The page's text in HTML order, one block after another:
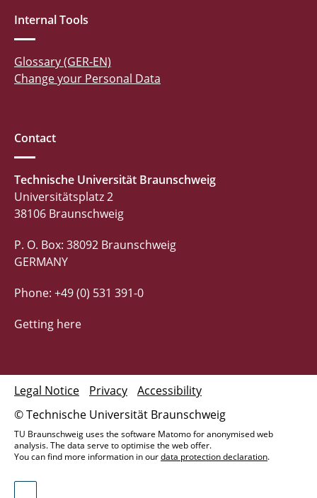
Internal Tools
Glossary (GER-EN)
Change your Personal Data
Contact
Technische Universität Braunschweig
Universitätsplatz 2
38106 Braunschweig
P. O. Box: 38092 Braunschweig
GERMANY
Phone: +49 (0) 531 391-0
Getting here
© Technische Universität Braunschweig
Legal Notice Privacy Accessibility
TU Braunschweig uses the software Matomo for anonymised web
analysis. The data serve to optimise the web offer.
You can find more information in ourdata protection declaration.